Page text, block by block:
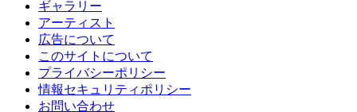
ギャラリー
アーティスト
広告について
このサイトについて
プライバシーポリシー
情報セキュリティポリシー
お問い合わせ